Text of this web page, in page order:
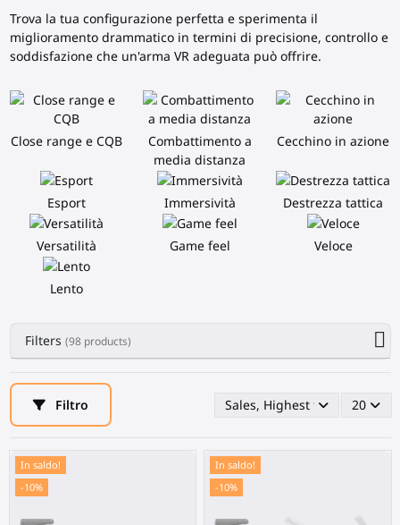
Trova la tua configurazione perfetta e sperimenta il
miglioramento drammatico in termini di precisione, controllo e
soddisfazione che un'arma VR adeguata può offrire.
Close range e CQB
Combattimento a
media distanza
Cecchino in azione
Esport Immersività Destrezza tattica
Versatilità Game feel Veloce
Lento
Filters (98 products)
Filtro Sales, Highest first 20
In saldo!
-10%
In saldo!
-10%